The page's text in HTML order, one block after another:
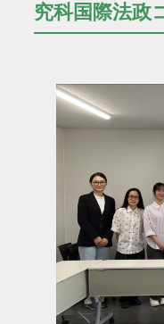
究科国際法政